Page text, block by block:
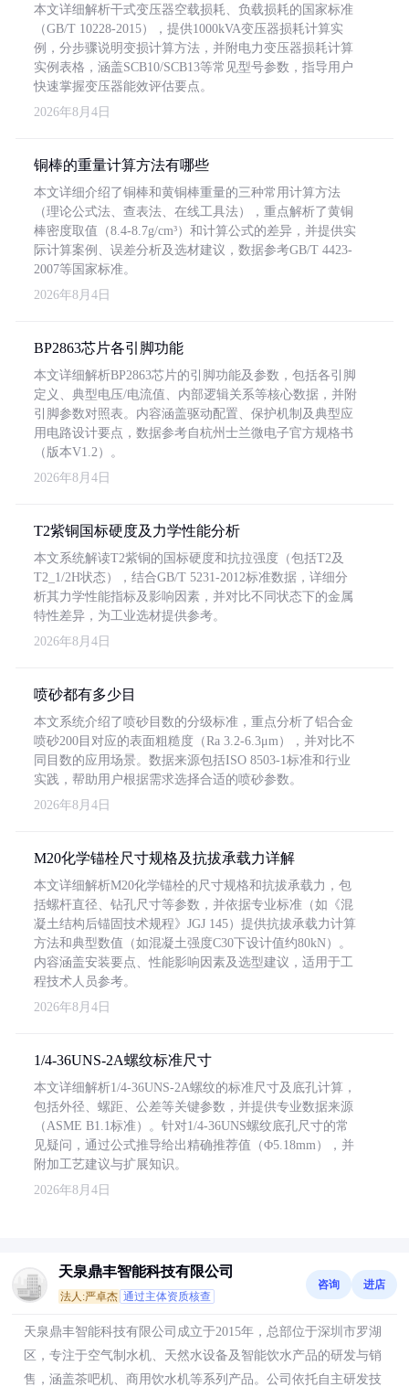
本文详细解析干式变压器空载损耗、负载损耗的国家标准
（GB/T 10228-2015），提供1000kVA变压器损耗计算实
例，分步骤说明变损计算方法，并附电力变压器损耗计算
实例表格，涵盖SCB10/SCB13等常见型号参数，指导用户
快速掌握变压器能效评估要点。
2026年8月4日
铜棒的重量计算方法有哪些
本文详细介绍了铜棒和黄铜棒重量的三种常用计算方法
（理论公式法、查表法、在线工具法），重点解析了黄铜
棒密度取值（8.4-8.7g/cm³）和计算公式的差异，并提供实
际计算案例、误差分析及选材建议，数据参考GB/T 4423-
2007等国家标准。
2026年8月4日
BP2863芯片各引脚功能
本文详细解析BP2863芯片的引脚功能及参数，包括各引脚
定义、典型电压/电流值、内部逻辑关系等核心数据，并附
引脚参数对照表。内容涵盖驱动配置、保护机制及典型应
用电路设计要点，数据参考自杭州士兰微电子官方规格书
（版本V1.2）。
2026年8月4日
T2紫铜国标硬度及力学性能分析
本文系统解读T2紫铜的国标硬度和抗拉强度（包括T2及
T2_1/2H状态），结合GB/T 5231-2012标准数据，详细分
析其力学性能指标及影响因素，并对比不同状态下的金属
特性差异，为工业选材提供参考。
2026年8月4日
喷砂都有多少目
本文系统介绍了喷砂目数的分级标准，重点分析了铝合金
喷砂200目对应的表面粗糙度（Ra 3.2-6.3μm），并对比不
同目数的应用场景。数据来源包括ISO 8503-1标准和行业
实践，帮助用户根据需求选择合适的喷砂参数。
2026年8月4日
M20化学锚栓尺寸规格及抗拔承载力详解
本文详细解析M20化学锚栓的尺寸规格和抗拔承载力，包
括螺杆直径、钻孔尺寸等参数，并依据专业标准（如《混
凝土结构后锚固技术规程》JGJ 145）提供抗拔承载力计算
方法和典型数值（如混凝土强度C30下设计值约80kN）。
内容涵盖安装要点、性能影响因素及选型建议，适用于工
程技术人员参考。
2026年8月4日
1/4-36UNS-2A螺纹标准尺寸
本文详细解析1/4-36UNS-2A螺纹的标准尺寸及底孔计算，
包括外径、螺距、公差等关键参数，并提供专业数据来源
（ASME B1.1标准）。针对1/4-36UNS螺纹底孔尺寸的常
见疑问，通过公式推导给出精确推荐值（Φ5.18mm），并
附加工艺建议与扩展知识。
2026年8月4日
天泉鼎丰智能科技有限公司
法人:严卓杰 通过主体资质核查
咨询 进店
天泉鼎丰智能科技有限公司成立于2015年，总部位于深圳市罗湖
区，专注于空气制水机、天然水设备及智能饮水产品的研发与销
售，涵盖茶吧机、商用饮水机等系列产品。公司依托自主研发技